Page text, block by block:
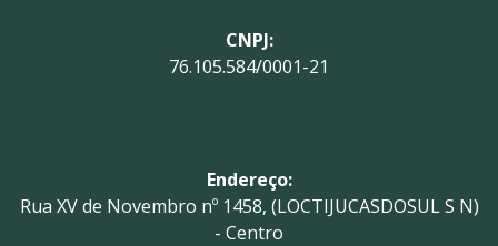
CNPJ:
76.105.584/0001-21
Endereço:
Rua XV de Novembro nº 1458, (LOCTIJUCASDOSUL S N)
- Centro